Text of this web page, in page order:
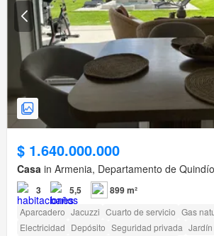
$ 1.640.000.000
Casa in Armenia, Departamento de Quindío
3 5,5 899 m²
Aparcadero Jacuzzi Cuarto de servicio Gas
Electricidad Depósito Seguridad privada Jardín